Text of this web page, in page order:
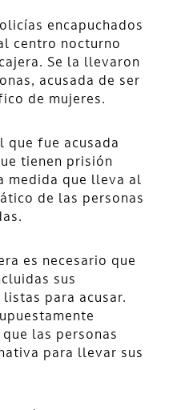
encapuchados
centro nocturno
Se la llevaron
acusada de ser
de mujeres.
que fue acusada
tienen prisión
medida que lleva al
de las personas
es necesario que
sus
para acusar.
las personas
para llevar sus